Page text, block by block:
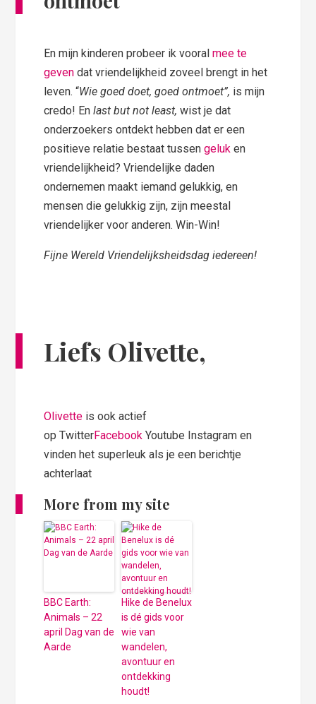
En mijn kinderen probeer ik vooralmee te
geven dat vriendelijkheid zoveel brengt in het
leven. “Wie goed doet, goed ontmoet”, is mijn
credo! En last but not least, wist je dat
onderzoekers ontdekt hebben dat er een
positieve relatie bestaat tussengeluk en
vriendelijkheid? Vriendelijke daden
ondernemen maakt iemand gelukkig, en
mensen die gelukkig zijn, zijn meestal
vriendelijker voor anderen. Win-Win!
Fijne Wereld Vriendelijksheidsdag iedereen!
Liefs Olivette,
Olivette is ook actief
op TwitterFacebook Youtube Instagram en
vinden het superleuk als je een berichtje
achterlaat
More from my site
BBC Earth:
Animals – 22
april Dag van de
Aarde
Hike de Benelux
is dé gids voor
wie van
wandelen,
avontuur en
ontdekking
houdt!